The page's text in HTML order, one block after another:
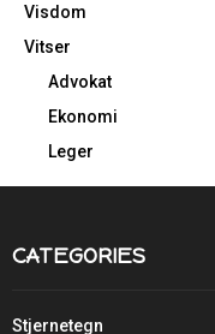
Visdom
Vitser
Advokat
Ekonomi
Leger
CATEGORIES
Stjernetegn